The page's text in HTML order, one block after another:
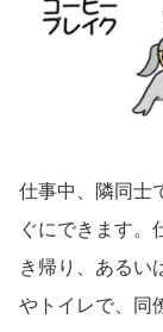
仕事中、隣同士
ぐにできます。
き帰り、あるい
やトイレで、同